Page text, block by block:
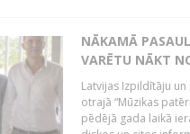
NĀKAMĀ
VARĒTU NĀKT
Latvijas Izpildītāju
otrajā “Mūzikas
pēdējā gada laikā